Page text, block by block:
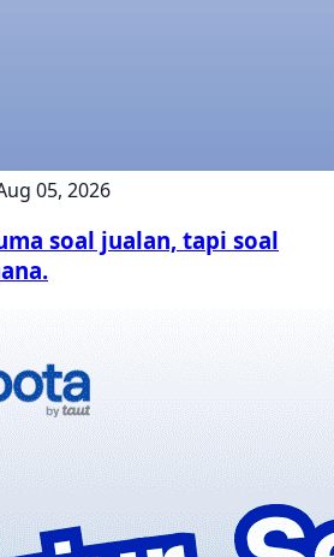
05, 2026
soal jualan, tapi soal